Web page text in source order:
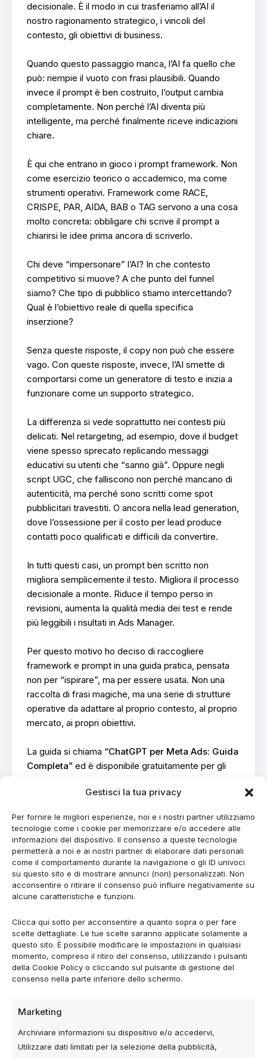
Gestisci la tua privacy
Per fornire le migliori esperienze, noi e i nostri partner utilizziamo
tecnologie come i cookie per memorizzare e/o accedere alle
informazioni del dispositivo. Il consenso a queste tecnologie
permetterà a noi e ai nostri partner di elaborare dati personali
come il comportamento durante la navigazione o gli ID univoci
su questo sito e di mostrare annunci (non) personalizzati. Non
acconsentire o ritirare il consenso può influire negativamente su
alcune caratteristiche e funzioni.
Clicca qui sotto per acconsentire a quanto sopra o per fare
scelte dettagliate. Le tue scelte saranno applicate solamente a
questo sito. È possibile modificare le impostazioni in qualsiasi
momento, compreso il ritiro del consenso, utilizzando i pulsanti
della Cookie Policy o cliccando sul pulsante di gestione del
consenso nella parte inferiore dello schermo.
Marketing
Archiviare informazioni su dispositivo e/o accedervi,
Utilizzare dati limitati per la selezione della pubblicità,
decisionale. È il modo in cui trasferiamo all’AI il
nostro ragionamento strategico, i vincoli del
contesto, gli obiettivi di business.
Quando questo passaggio manca, l’AI fa quello che
può: riempie il vuoto con frasi plausibili. Quando
invece il prompt è ben costruito, l’output cambia
completamente. Non perché l’AI diventa più
intelligente, ma perché finalmente riceve indicazioni
chiare.
È qui che entrano in gioco i prompt framework. Non
come esercizio teorico o accademico, ma come
strumenti operativi. Framework come RACE,
CRISPE, PAR, AIDA, BAB o TAG servono a una cosa
molto concreta: obbligare chi scrive il prompt a
chiarirsi le idee prima ancora di scriverlo.
Chi deve “impersonare” l’AI? In che contesto
competitivo si muove? A che punto del funnel
siamo? Che tipo di pubblico stiamo intercettando?
Qual è l’obiettivo reale di quella specifica
inserzione?
Senza queste risposte, il copy non può che essere
vago. Con queste risposte, invece, l’AI smette di
comportarsi come un generatore di testo e inizia a
funzionare come un supporto strategico.
La differenza si vede soprattutto nei contesti più
delicati. Nel retargeting, ad esempio, dove il budget
viene spesso sprecato replicando messaggi
educativi su utenti che “sanno già”. Oppure negli
script UGC, che falliscono non perché mancano di
autenticità, ma perché sono scritti come spot
pubblicitari travestiti. O ancora nella lead generation,
dove l’ossessione per il costo per lead produce
contatti poco qualificati e difficili da convertire.
In tutti questi casi, un prompt ben scritto non
migliora semplicemente il testo. Migliora il processo
decisionale a monte. Riduce il tempo perso in
revisioni, aumenta la qualità media dei test e rende
più leggibili i risultati in Ads Manager.
Per questo motivo ho deciso di raccogliere
framework e prompt in una guida pratica, pensata
non per “ispirare”, ma per essere usata. Non una
raccolta di frasi magiche, ma una serie di strutture
operative da adattare al proprio contesto, al proprio
mercato, ai propri obiettivi.
La guida si chiama “ChatGPT per Meta Ads: Guida
Completa” ed è disponibile gratuitamente per gli
Libreria Risorse.
È una risorsa pensata per chi lavora davvero con le
Ads. Per chi testa, sbaglia, ottimizza e ripete. Non è
una lettura da fare tutta d’un fiato, ma uno strumento
da consultare quando serve: quando una campagna
non scala, quando i CTR calano, quando “sembra
tutto corretto ma non funziona”.
Il consiglio che do è semplice: non limitarti a leggere
i prompt. Usali. Modificali. Inseriscili nel tuo flusso di
lavoro. Portali dentro Ads Manager, non lasciarli
nella chat.
davvero dirgli cosa fare. E nel performance
tempo, in budget e in risultati.